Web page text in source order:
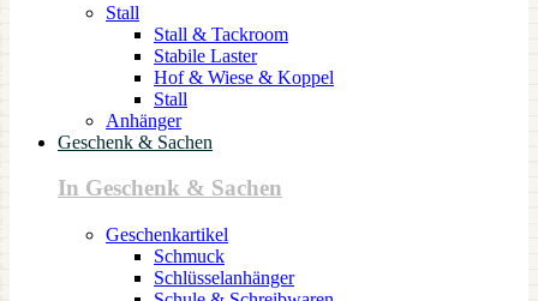
Stall
Stall & Tackroom
Stabile Laster
Hof & Wiese & Koppel
Stall
Anhänger
Geschenk & Sachen
In Geschenk & Sachen
Geschenkartikel
Schmuck
Schlüsselanhänger